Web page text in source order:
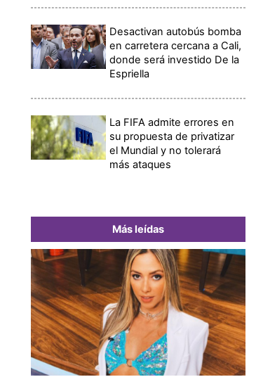
Desactivan autobús bomba
en carretera cercana a Cali,
donde será investido De la
Espriella
La FIFA admite errores en
su propuesta de privatizar
el Mundial y no tolerará
más ataques
Más leídas